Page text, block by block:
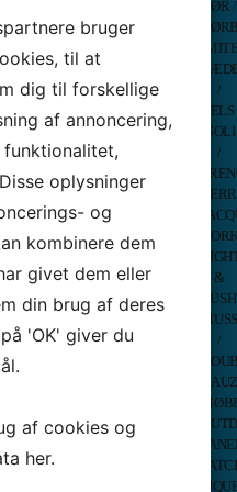
Placerings
værktøjer
Broderimaskiner
Stabilisering
Broderimaskiner
Stingsætning
Digitizing
–
STRYG
PRESS
/
SYMØNSTRE
–
–
HØR /
/
PELS
ISOLI
/
&
LUSH
/
5% RABAT
HANDEL
bruger
til at
dig til forskellige
af annoncering,
funktionalitet,
oplysninger
og
kombinere dem
givet dem eller
din brug af deres
'OK' giver du
af cookies og
her.